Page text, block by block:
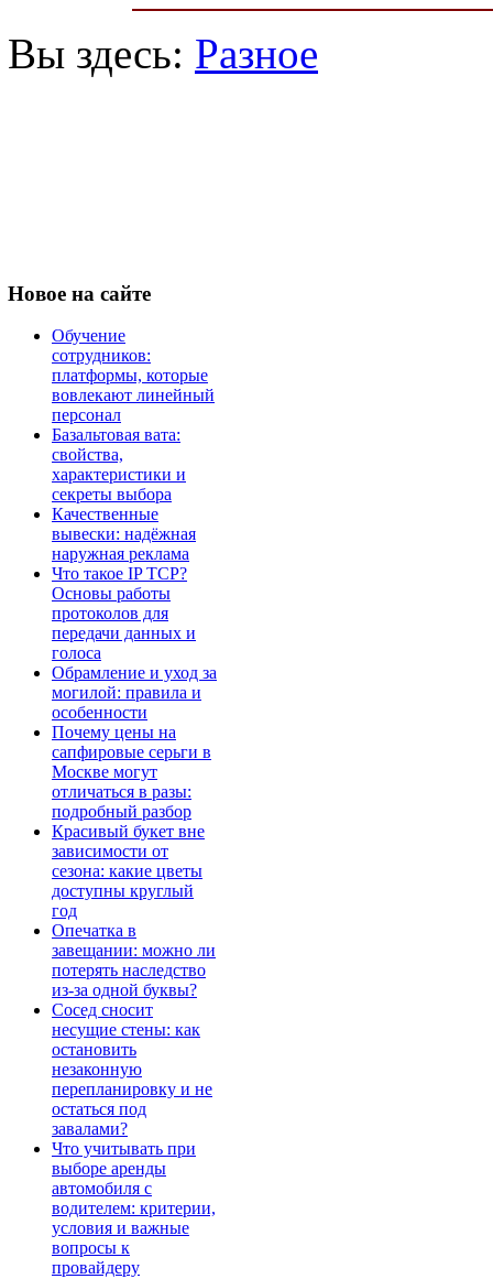
Вы здесь: Разное
Новое на сайте
Обучение
сотрудников:
платформы, которые
вовлекают линейный
персонал
Базальтовая вата:
свойства,
характеристики и
секреты выбора
Качественные
вывески: надёжная
наружная реклама
Что такое IP TCP?
Основы работы
протоколов для
передачи данных и
голоса
Обрамление и уход за
могилой: правила и
особенности
Почему цены на
сапфировые серьги в
Москве могут
отличаться в разы:
подробный разбор
Красивый букет вне
зависимости от
сезона: какие цветы
доступны круглый
год
Опечатка в
завещании: можно ли
потерять наследство
из-за одной буквы?
Сосед сносит
несущие стены: как
остановить
незаконную
перепланировку и не
остаться под
завалами?
Что учитывать при
выборе аренды
автомобиля с
водителем: критерии,
условия и важные
вопросы к
провайдеру